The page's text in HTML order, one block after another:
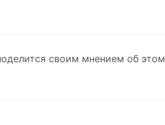
своим мнением об этом